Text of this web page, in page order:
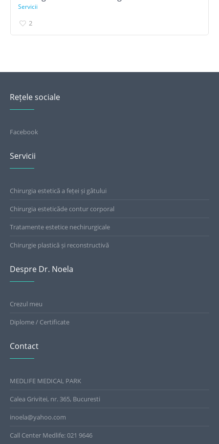
Servicii
2
Rețele sociale
Facebook
Servicii
Chirurgia estetică a feței și gâtului
Chirurgia esteticăde contur corporal
Tratamente estetice nechirurgicale
Chirurgie plastică și reconstructivă
Despre Dr. Noela
Crezul meu
Diplome / Certificate
Contact
MEDLIFE MEDICAL PARK
Calea Grivitei, nr. 365, Bucuresti
inoela@yahoo.com
Call Center Medlife: 021 9646